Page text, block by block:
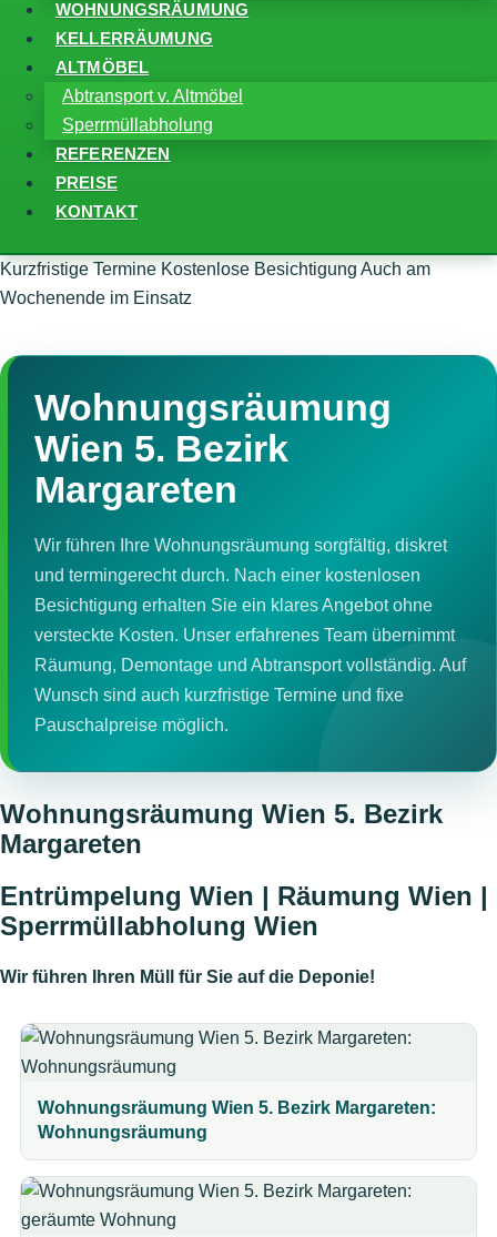
WOHNUNGSRÄUMUNG
KELLERRÄUMUNG
ALTMÖBEL
Abtransport v. Altmöbel
Sperrmüllabholung
REFERENZEN
PREISE
KONTAKT
Kurzfristige Termine Kostenlose Besichtigung Auch am
Wochenende im Einsatz
Wohnungsräumung
Wien 5. Bezirk
Margareten
Wir führen Ihre Wohnungsräumung sorgfältig, diskret
und termingerecht durch. Nach einer kostenlosen
Besichtigung erhalten Sie ein klares Angebot ohne
versteckte Kosten. Unser erfahrenes Team übernimmt
Räumung, Demontage und Abtransport vollständig. Auf
Wunsch sind auch kurzfristige Termine und fixe
Pauschalpreise möglich.
Wohnungsräumung Wien 5. Bezirk
Margareten
Entrümpelung Wien | Räumung Wien |
Sperrmüllabholung Wien
Wir führen Ihren Müll für Sie auf die Deponie!
Wohnungsräumung Wien 5. Bezirk Margareten:
Wohnungsräumung